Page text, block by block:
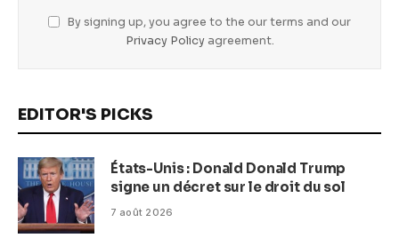
By signing up, you agree to the our terms and our
Privacy Policyagreement.
EDITOR'S PICKS
États-Unis : Donald Donald Trump
signe un décret sur le droit du sol
7 août 2026